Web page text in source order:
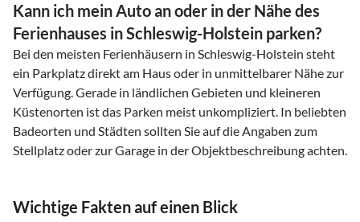
Kann ich mein Auto an oder in der Nähe des
Ferienhauses in Schleswig-Holstein parken?
Bei den meisten Ferienhäusern in Schleswig-Holstein steht
ein Parkplatz direkt am Haus oder in unmittelbarer Nähe zur
Verfügung. Gerade in ländlichen Gebieten und kleineren
Küstenorten ist das Parken meist unkompliziert. In beliebten
Badeorten und Städten sollten Sie auf die Angaben zum
Stellplatz oder zur Garage in der Objektbeschreibung achten.
Wichtige Fakten auf einen Blick